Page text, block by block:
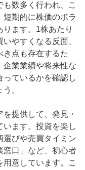
数多く行われ、こ
短期的に株価のボラ
ます。1株あたり
やすくなる反面、
き点も存在するた
企業業績や将来性な
っているかを確認し
。
提供して、発見・
います。投資を楽し
選びや売買タイミン
窓口」など、初心者
意しています。こ